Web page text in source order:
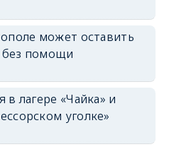
может оставить
помощи
лагере «Чайка» и
уголке»